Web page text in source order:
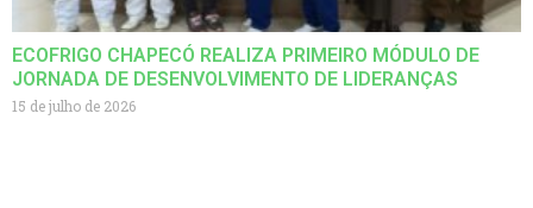
ECOFRIGO CHAPECÓ REALIZA PRIMEIRO MÓDULO DE
JORNADA DE DESENVOLVIMENTO DE LIDERANÇAS
15 de julho de 2026